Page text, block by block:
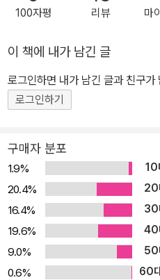
100자평 리뷰 마
이 책에 내가 남긴 글
로그인하면 내가 남긴 글과 친구
로그인하기
구매자 분포
1.9% 10
20.4%
20
16.4%
30
19.6%
40
9.0%
50
0.6%
60